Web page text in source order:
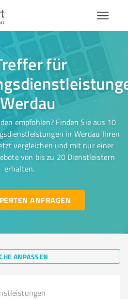
für
empfohlen? Finden Sie aus 10
in Werdau Ihren
vergleichen und mit nur einer
von bis zu 20 Dienstleistern
erhalten.
ANFRAGEN
ANPASSEN